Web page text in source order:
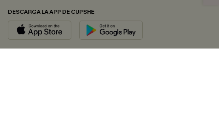
DESCARGA LA APP DE CUPSHE